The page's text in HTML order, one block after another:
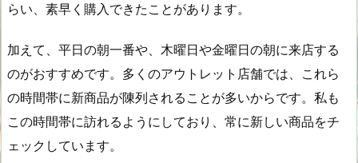
らい、素早く購入できたことがあります。
加えて、平日の朝一番や、木曜日や金曜日の朝に来店する
のがおすすめです。多くのアウトレット店舗では、これら
の時間帯に新商品が陳列されることが多いからです。私も
この時間帯に訪れるようにしており、常に新しい商品をチ
ェックしています。